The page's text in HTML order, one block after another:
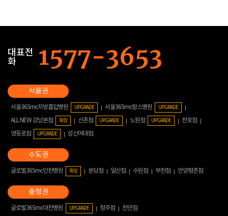
대표전
화
서울365mc지방흡입병원 UPGRADE 서울365mc람스병원 UPGRADE
ALL NEW 강남본점 확장 신촌점 UPGRADE 노원점 UPGRADE
천호점
영등포점
UPGRADE 성신여대점
글로벌365mc인천병원 확장 분당점 일산점 수원점 부천점 안양평촌점
글로벌365mc대전병원 UPGRADE 청주점 천안점